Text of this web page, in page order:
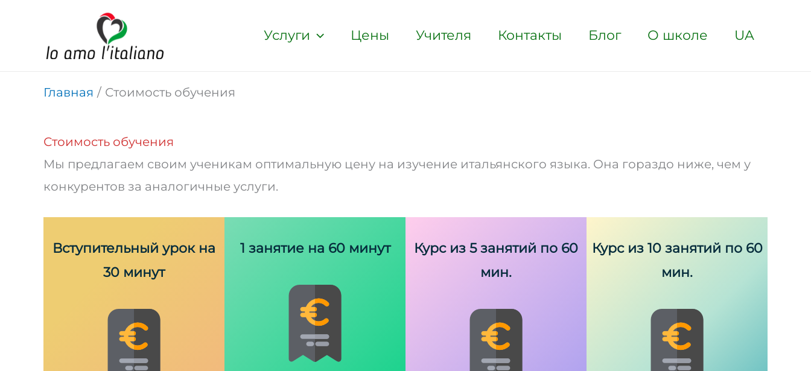
содержимому
Услуги Цены Учителя Контакты Блог О школе UA
Главная Стоимость обучения
Стоимость обучения
Мы предлагаем своим ученикам оптимальную цену на изучение итальянского языка. Она гораздо ниже, чем у
конкурентов за аналогичные услуги.
Вступительный урок на
30 минут
1 занятие на 60 минут
Курс из 5 занятий по 60
мин.
Курс из 10 занятий по 60
мин.